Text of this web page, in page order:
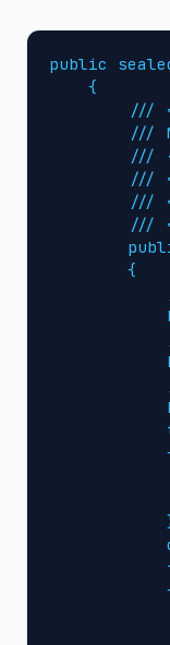
public
    {
///
///
///
///
///
///
        {